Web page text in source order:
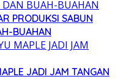
PRODUKSI SABUN
BUAHAN
JADI JAM TANGAN